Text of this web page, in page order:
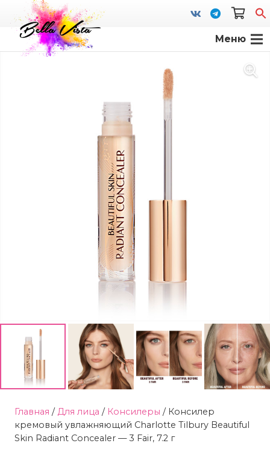
Меню
Главная / Для лица / Консилеры / Консилер
кремовый увлажняющий Charlotte Tilbury Beautiful
Skin Radiant Concealer — 3 Fair, 7.2 г